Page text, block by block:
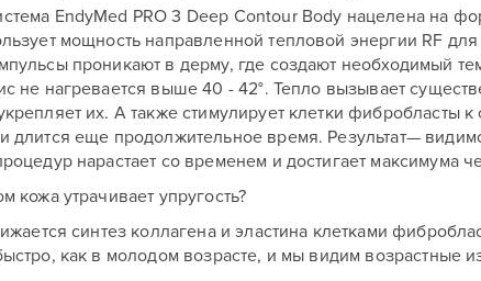
EndyMed PRO 3 Deep Contour Body нацелена на
мощность направленной тепловой энергии RF
проникают в дерму, где создают необходимый
не нагревается выше 40 - 42°. Тепло вызывает
их. А также стимулирует клетки фибробласты к
длится еще продолжительное время. Результат—
нарастает со временем и достигает максимума
кожа утрачивает упругость?
синтез коллагена и эластина клетками
как в молодом возрасте, и мы видим